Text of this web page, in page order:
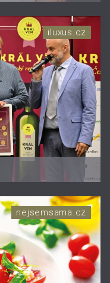
iluxus.cz
nejsemsama.cz